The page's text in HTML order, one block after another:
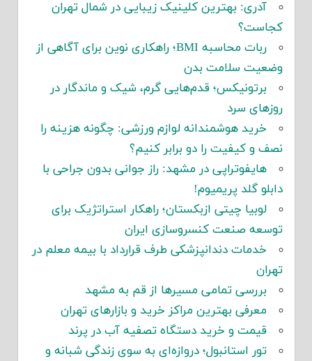
آدری: بهترین کلینیک زیبایی در شمال تهران
کجاست؟
ربات محاسبه BMI؛ راهکاری نوین برای آگاهی از
وضعیت سلامت بدن
برتونیکس؛ قدم‌هایی گرم، شیک و ماندگار در
روزهای سرد
خرید هوشمندانه لوازم ورزشی: چگونه هزینه را
نصف و کیفیت را دو برابر کنیم؟
هایفوتراپی در مشهد: راز جوانی بدون جراحی با
دابلو گلد پریمیوم!
لوبیا چیتی ازبکستان؛ راهکار استراتژیک برای
توسعه صنعت کنسروسازی ایران
خدمات دندانپزشکی طرف قرارداد با بیمه معلم در
تهران
بررسی تمامی مسیرها از قم به مشهد
معرفی بهترین مراکز خرید و بازارهای تهران
قیمت و خرید دستگاه تصفیه آب در پرند
تور استانبول؛ دروازه‌ای به سوی زندگی شبانه و